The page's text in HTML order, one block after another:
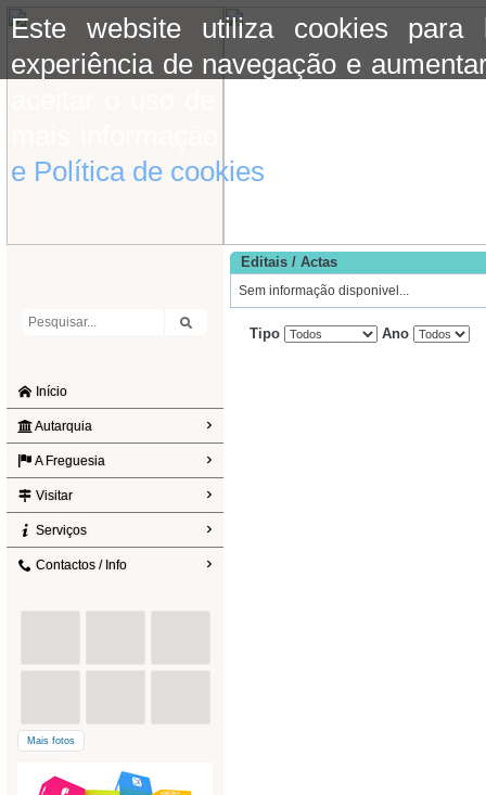
Este website utiliza cookies para
experiência de navegação e
e Política de cookies
Início
Autarquia
A Freguesia
Visitar
Serviços
Contactos / Info
Mais fotos
Editais / Actas
Sem informação disponivel...
Tipo Ano